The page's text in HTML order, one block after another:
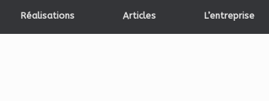
Réalisations Articles L’entreprise